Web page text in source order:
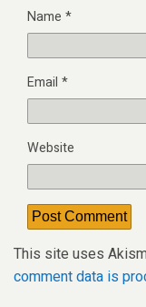
Name *
Email *
Website
This site uses
comment data is